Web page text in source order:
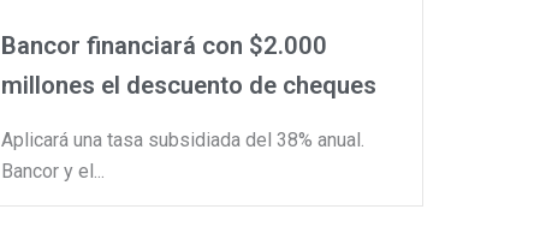
Bancor financiará con $2.000
millones el descuento de cheques
Aplicará una tasa subsidiada del 38% anual.
Bancor y el...